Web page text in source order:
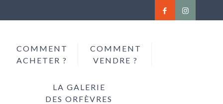
COMMENT
ACHETER ?
COMMENT
VENDRE ?
LA GALERIE
DES ORFÈVRES